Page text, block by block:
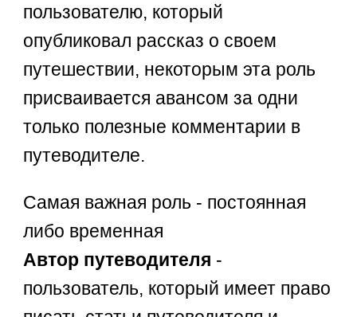
пользователю, который
опубликовал рассказ о своем
путешествии, некоторым эта роль
присваивается авансом за одни
только полезные комментарии в
путеводителе.
Самая важная роль - постоянная
либо временная
Автор путеводителя -
пользователь, который имеет право